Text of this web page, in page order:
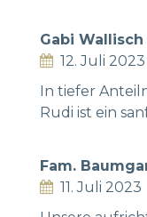
Gabi
12. Juli 2023
In tiefer
Rudi ist ein
Fam.
11. Juli 2023